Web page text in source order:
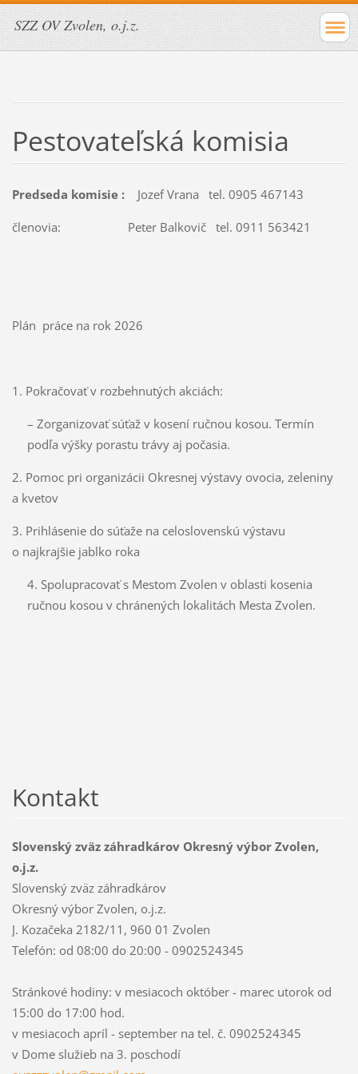
SZZ OV Zvolen, o.j.z.
Pestovateľská komisia
Predseda komisie : Jozef Vrana tel. 0905 467143
členovia: Peter Balkovič tel. 0911 563421
Plán práce na rok 2026
1. Pokračovať v rozbehnutých akciách:
– Zorganizovať súťaž v kosení ručnou kosou. Termín
podľa výšky porastu trávy aj počasia.
2. Pomoc pri organizácii Okresnej výstavy ovocia, zeleniny
a kvetov
3. Prihlásenie do súťaže na celoslovenskú výstavu
o najkrajšie jablko roka
4. Spolupracovať s Mestom Zvolen v oblasti kosenia
ručnou kosou v chránených lokalitách Mesta Zvolen.
Kontakt
Slovenský zväz záhradkárov Okresný výbor Zvolen,
o.j.z.
Slovenský zväz záhradkárov
Okresný výbor Zvolen, o.j.z.
J. Kozačeka 2182/11, 960 01 Zvolen
Telefón: od 08:00 do 20:00 - 0902524345
Stránkové hodiny: v mesiacoch október - marec utorok od
15:00 do 17:00 hod.
v mesiacoch apríl - september na tel. č. 0902524345
v Dome služieb na 3. poschodí